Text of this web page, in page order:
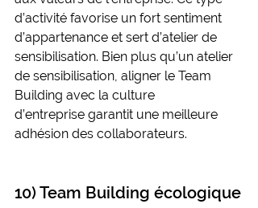
d’activité favorise un fort sentiment
d’appartenance et sert d’atelier de
sensibilisation. Bien plus qu’un atelier
de sensibilisation, aligner le Team
Building avec la culture
d’entreprise garantit une meilleure
adhésion des collaborateurs.
10) Team Building écologique